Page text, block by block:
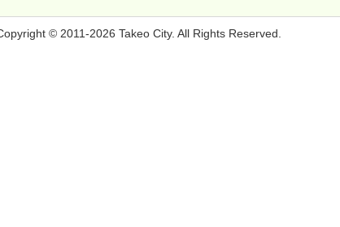
© 2011-2026 Takeo City. All Rights Reserved.